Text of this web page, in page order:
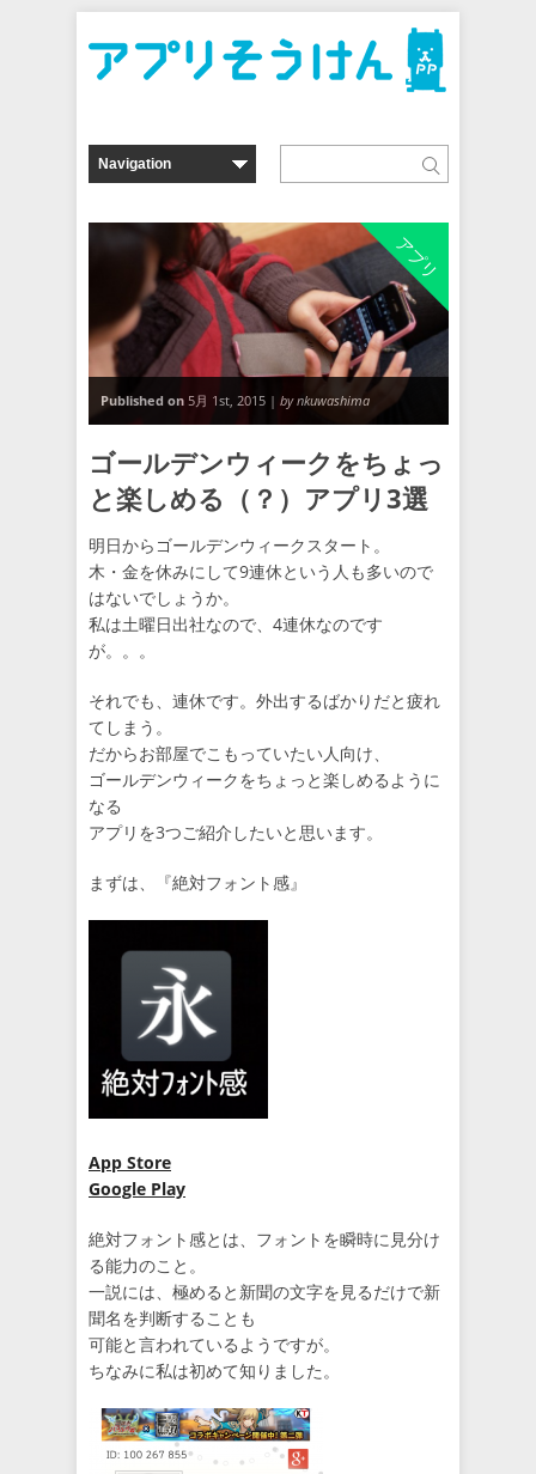
アプリ
Published on 5月 1st, 2015 | by nkuwashima
ゴールデンウィークをちょっ
と楽しめる（？）アプリ3選
明日からゴールデンウィークスタート。
木・金を休みにして9連休という人も多いので
はないでしょうか。
私は土曜日出社なので、4連休なのです
が。。。
それでも、連休です。外出するばかりだと疲れ
てしまう。
だからお部屋でこもっていたい人向け、
ゴールデンウィークをちょっと楽しめるように
なる
アプリを3つご紹介したいと思います。
まずは、『絶対フォント感』
App Store
Google Play
絶対フォント感とは、フォントを瞬時に見分け
る能力のこと。
一説には、極めると新聞の文字を見るだけで新
聞名を判断することも
可能と言われているようですが。
ちなみに私は初めて知りました。